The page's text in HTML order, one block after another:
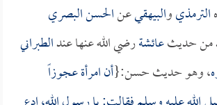
الترمذيوالبيهقيعنالحسن البصري
من حديثعائشةرضي الله عنها عندالطبراني
، وهو حديث حسن:{أن امرأة عجوزاً